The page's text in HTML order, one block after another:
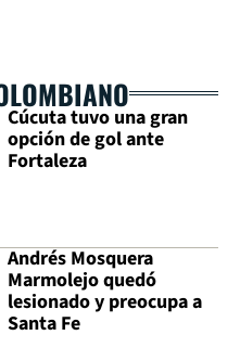
Cúcuta tuvo una gran
opción de gol ante
Fortaleza
Andrés Mosquera
Marmolejo quedó
lesionado y preocupa a
Santa Fe